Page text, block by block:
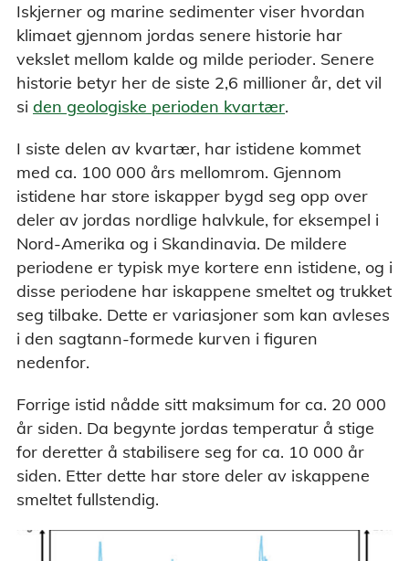
Iskjerner og marine sedimenter viser hvordan
klimaet gjennom jordas senere historie har
vekslet mellom kalde og milde perioder. Senere
historie betyr her de siste 2,6 millioner år, det vil
si den geologiske perioden kvartær.
I siste delen av kvartær, har istidene kommet
med ca. 100 000 års mellomrom. Gjennom
istidene har store iskapper bygd seg opp over
deler av jordas nordlige halvkule, for eksempel i
Nord-Amerika og i Skandinavia. De mildere
periodene er typisk mye kortere enn istidene, og i
disse periodene har iskappene smeltet og trukket
seg tilbake. Dette er variasjoner som kan avleses
i den sagtann-formede kurven i figuren
nedenfor.
Forrige istid nådde sitt maksimum for ca. 20 000
år siden. Da begynte jordas temperatur å stige
for deretter å stabilisere seg for ca. 10 000 år
siden. Etter dette har store deler av iskappene
smeltet fullstendig.